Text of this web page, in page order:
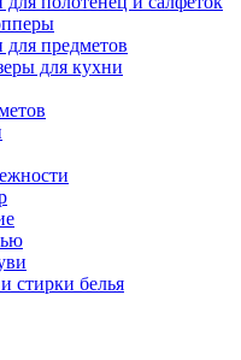
предметов
для кухни
стирки белья